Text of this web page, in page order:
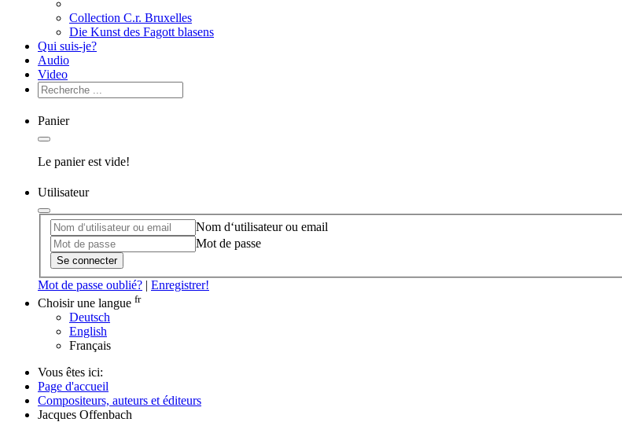
Collection C.r. Bruxelles
Die Kunst des Fagott blasens
Qui suis-je?
Audio
Video
Panier
Le panier est vide!
Utilisateur
Nom d‘utilisateur ou email
Mot de passe
Se connecter
Mot de passe oublié? | Enregistrer!
Choisir une langue fr
Deutsch
English
Français
Vous êtes ici:
Page d'accueil
Compositeurs, auteurs et éditeurs
Jacques Offenbach